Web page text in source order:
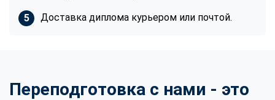
Доставка диплома курьером или почтой.
Переподготовка с нами - это